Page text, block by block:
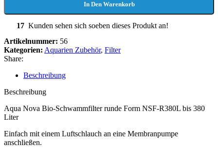
In Den Warenkorb
17 Kunden sehen sich soeben dieses Produkt an!
Artikelnummer: 56
Kategorien: Aquarien Zubehör, Filter
Share:
Beschreibung
Beschreibung
Aqua Nova Bio-Schwammfilter runde Form NSF-R380L bis 380
Liter
Einfach mit einem Luftschlauch an eine Membranpumpe
anschließen.